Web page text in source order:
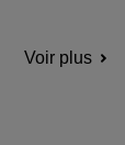
Voir plus